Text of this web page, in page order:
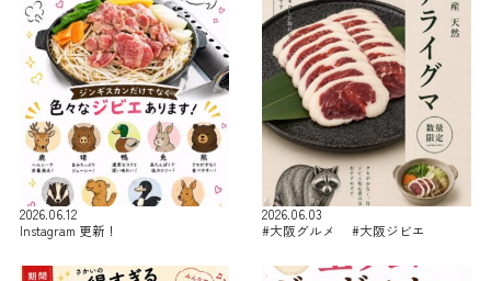
2026.06.12
Instagram 更新！
2026.06.03
#大阪グルメ #大阪ジビエ